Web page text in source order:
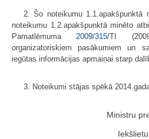
2. Šo noteikumu 1.1.apakšpunktā
noteikumu 1.2.apakšpunktā minēto
Pamatlēmuma 2009/315/TI
organizatoriskiem pasākumiem un
iegūtas informācijas apmaiņai starp
3. Noteikumi stājas spēkā
Ministru